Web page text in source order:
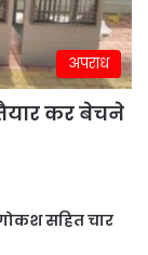
अपराध
कर बेचने
सहित चार